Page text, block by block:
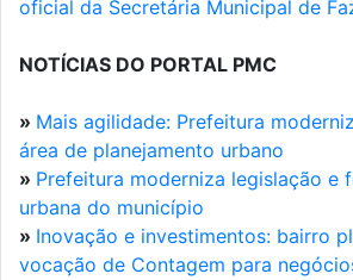
oficial da Secretária Municipal de
NOTÍCIAS DO PORTAL PMC
» Mais agilidade: Prefeitura
área de planejamento urbano
» Prefeitura moderniza legislação e
urbana do município
» Inovação e investimentos: bairro
vocação de Contagem para